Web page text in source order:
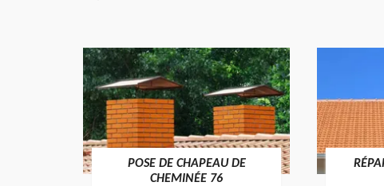
POSE DE CHAPEAU DE
CHEMINÉE 76